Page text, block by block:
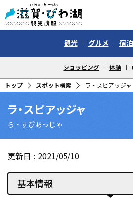
観光 グルメ 宿泊
ショッピング 体験
トップ スポット検索 ラ・スピアッジャ
ラ・スピアッジャ
ら・すぴあっじゃ
更新日 2021/05/10
基本情報